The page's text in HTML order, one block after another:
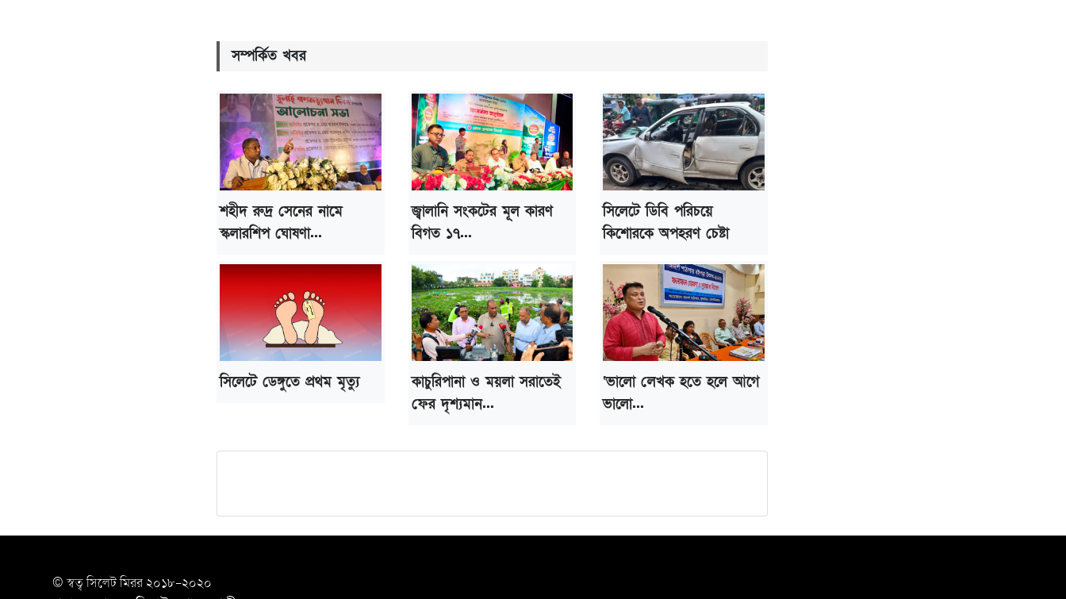
সম্পর্কিত খবর
শহীদ রুদ্র সেনের নামে
স্কলারশিপ ঘোষণা...
জ্বালানি সংকটের মূল কারণ
বিগত ১৭...
সিলেটে ডিবি পরিচয়ে
কিশোরকে অপহরণ চেষ্টা
সিলেটে ডেঙ্গুতে প্রথম মৃত্যু
কাচুরিপানা ও ময়লা সরাতেই
ফের দৃশ্যমান...
‘ভালো লেখক হতে হলে আগে
ভালো...
© স্বত্ব সি‌লেট মিরর ২০১৮-২০২০